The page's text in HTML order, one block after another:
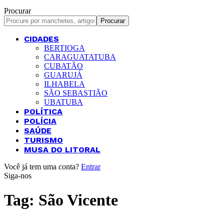
Procurar
CIDADES
BERTIOGA
CARAGUATATUBA
CUBATÃO
GUARUJÁ
ILHABELA
SÃO SEBASTIÃO
UBATUBA
POLÍTICA
POLÍCIA
SAÚDE
TURISMO
MUSA DO LITORAL
Você já tem uma conta? Entrar
Siga-nos
Tag: São Vicente